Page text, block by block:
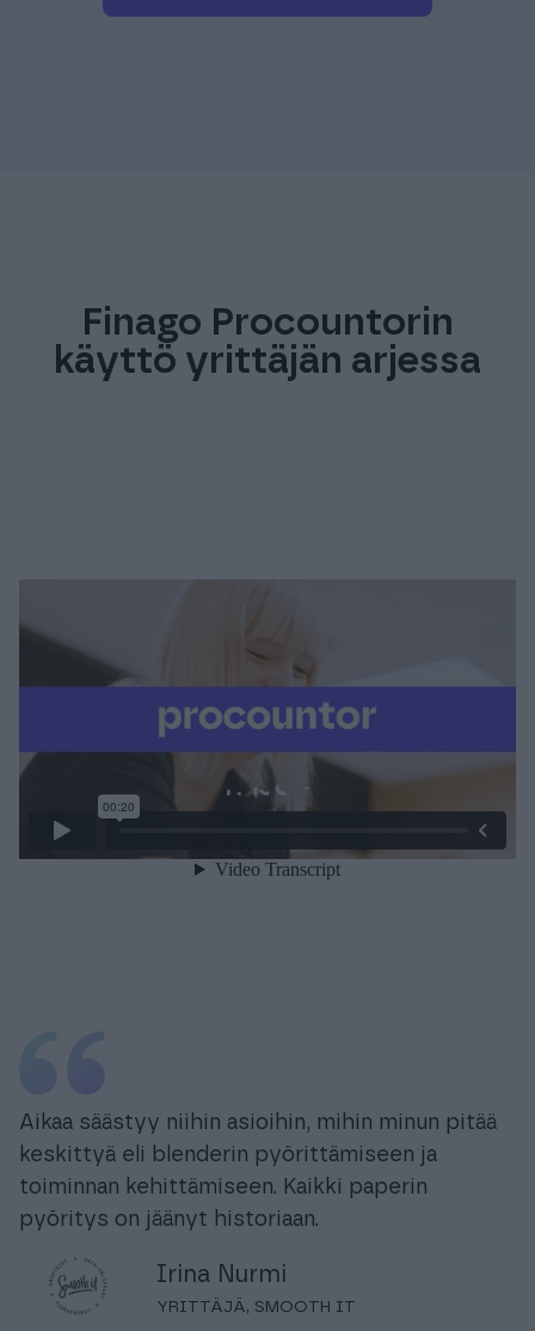
Finago Procountorin
käyttö yrittäjän arjessa
Aikaa säästyy niihin asioihin, mihin minun pitää
keskittyä eli blenderin pyörittämiseen ja
toiminnan kehittämiseen. Kaikki paperin
pyöritys on jäänyt historiaan.
Irina Nurmi
YRITTÄJÄ, SMOOTH IT